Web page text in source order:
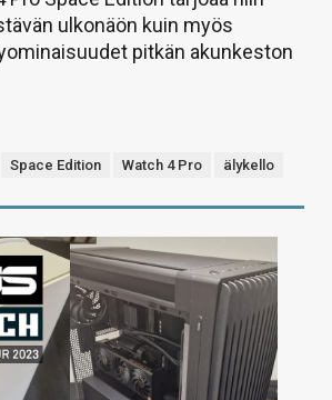
ulkonäön kuin myös
pitkän akunkeston
Space Edition Watch 4 Pro älykello